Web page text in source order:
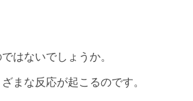
はないでしょうか。
まな反応が起こるのです。